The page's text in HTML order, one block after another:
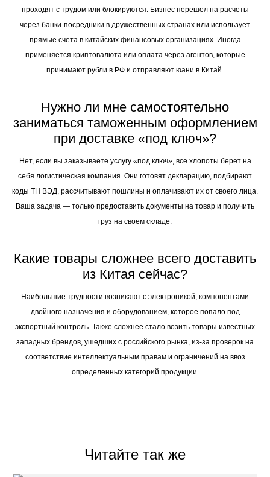
проходят с трудом или блокируются. Бизнес перешел на расчеты
через банки-посредники в дружественных странах или использует
прямые счета в китайских финансовых организациях. Иногда
применяется криптовалюта или оплата через агентов, которые
принимают рубли в РФ и отправляют юани в Китай.
Нужно ли мне самостоятельно
заниматься таможенным оформлением
при доставке «под ключ»?
Нет, если вы заказываете услугу «под ключ», все хлопоты берет на
себя логистическая компания. Они готовят декларацию, подбирают
коды ТН ВЭД, рассчитывают пошлины и оплачивают их от своего лица.
Ваша задача — только предоставить документы на товар и получить
груз на своем складе.
Какие товары сложнее всего доставить
из Китая сейчас?
Наибольшие трудности возникают с электроникой, компонентами
двойного назначения и оборудованием, которое попало под
экспортный контроль. Также сложнее стало возить товары известных
западных брендов, ушедших с российского рынка, из-за проверок на
соответствие интеллектуальным правам и ограничений на ввоз
определенных категорий продукции.
Читайте так же